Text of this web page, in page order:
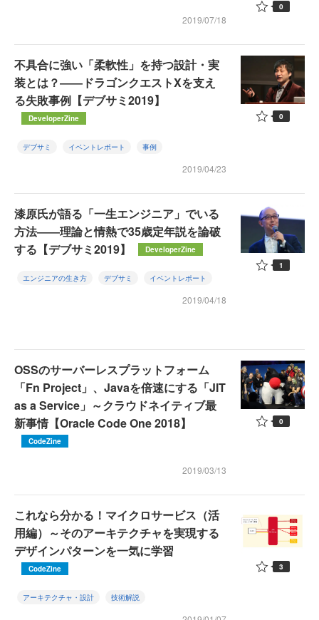
2019/07/18
0
不具合に強い「柔軟性」を持つ設計・実
装とは？――ドラゴンクエストXを支え
る失敗事例【デブサミ2019】
DeveloperZine
デブサミ イベントレポート 事例
2019/04/23
0
漆原氏が語る「一生エンジニア」でいる
方法――理論と情熱で35歳定年説を論破
する【デブサミ2019】
DeveloperZine
エンジニアの生き方 デブサミ イベントレポート
2019/04/18
1
OSSのサーバーレスプラットフォーム
「Fn Project」、Javaを倍速にする「JIT
as a Service」～クラウドネイティブ最
新事情【Oracle Code One 2018】
CodeZine
2019/03/13
0
これなら分かる！マイクロサービス（活
用編）～そのアーキテクチャを実現する
デザインパターンを一気に学習
CodeZine
アーキテクチャ・設計 技術解説
3